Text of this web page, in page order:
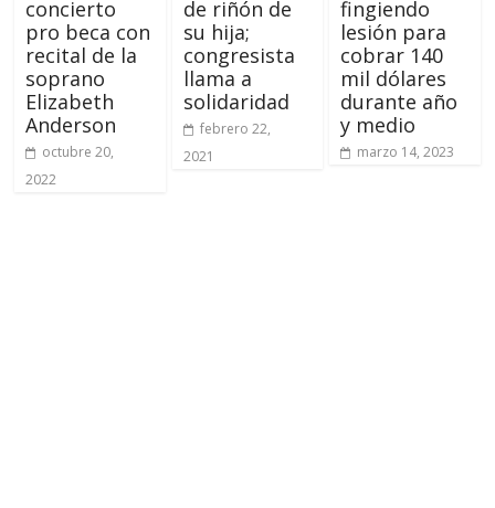
concierto
pro beca con
recital de la
soprano
Elizabeth
Anderson
octubre 20,
2022
de riñón de
su hija;
congresista
llama a
solidaridad
febrero 22,
2021
fingiendo
lesión para
cobrar 140
mil dólares
durante año
y medio
marzo 14, 2023